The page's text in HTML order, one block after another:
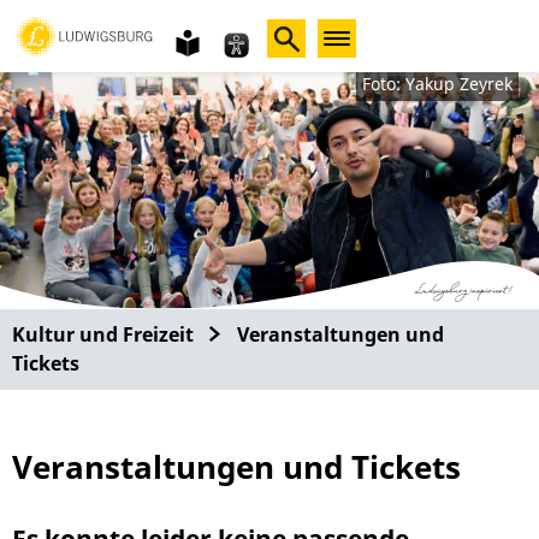
Gebärdensprache
leichte
Sprache Foto: Yakup Zeyrek
Kultur und Freizeit
Veranstaltungen und
Tickets
Veranstaltungen und Tickets